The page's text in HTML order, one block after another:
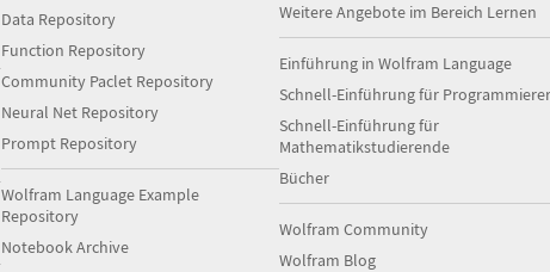
Data Repository
Function Repository
Community Paclet Repository
Neural Net Repository
Prompt Repository
Wolfram Language Example
Repository
Notebook Archive
Weitere Angebote im Bereich Lernen
Einführung in Wolfram Language
Schnell-Einführung für Programmierer
Schnell-Einführung für
Mathematikstudierende
Bücher
Wolfram Community
Wolfram Blog